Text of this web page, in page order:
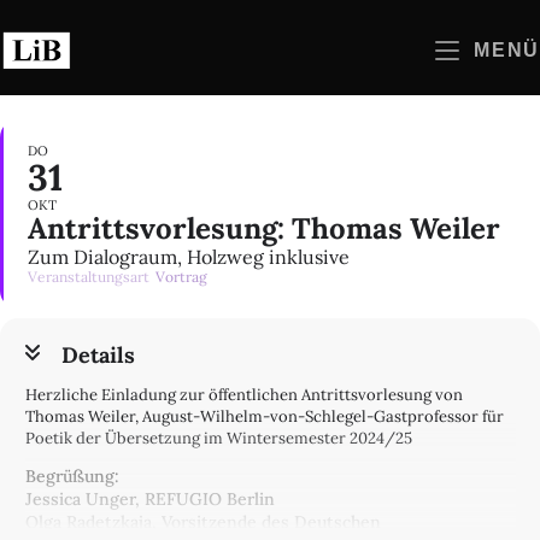
Inhalt
springen
MENÜ
DO
31
OKT
Antrittsvorlesung: Thomas Weiler
Zum Dialograum, Holzweg inklusive
Veranstaltungsart Vortrag
Details
Herzliche Einladung zur öffentlichen Antrittsvorlesung von
Thomas Weiler, August-Wilhelm-von-Schlegel-Gastprofessor für
Poetik der Übersetzung im Wintersemester 2024/25
Begrüßung:
Jessica Unger, REFUGIO Berlin